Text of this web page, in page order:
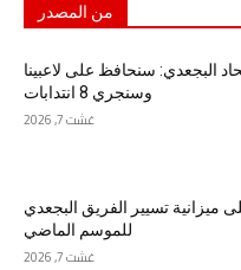
من المصدر
البجعدي: سنحافظ على لاعبينا
وسنجري 8 انتدابات
غشت 7, 2026
ميزانية تسيير الفريق البجعدي
للموسم الماضي
غشت 7, 2026